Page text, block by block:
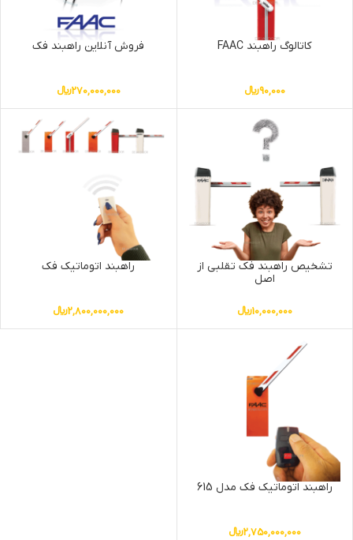
کاتالوگ راهبند FAAC
90,000﷼
فروش آنلاین راهبند فک
270,000,000﷼
تشخیص راهبند فک تقلبی از
اصل
10,000,000﷼
راهبند اتوماتیک فک
2,800,000,000﷼
راهبند اتوماتیک فک مدل 615
2,750,000,000﷼